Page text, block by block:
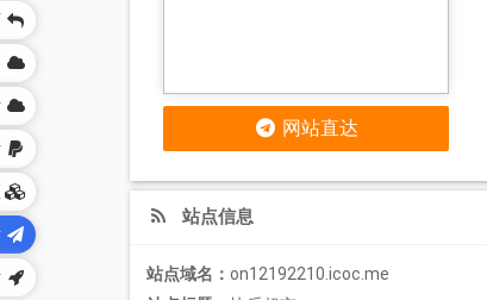
网站直达
站点信息
站点域名： on12192210.icoc.me